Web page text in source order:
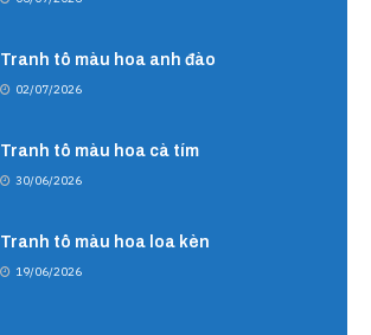
Tranh tô màu hoa anh đào
02/07/2026
Tranh tô màu hoa cà tím
30/06/2026
Tranh tô màu hoa loa kèn
19/06/2026